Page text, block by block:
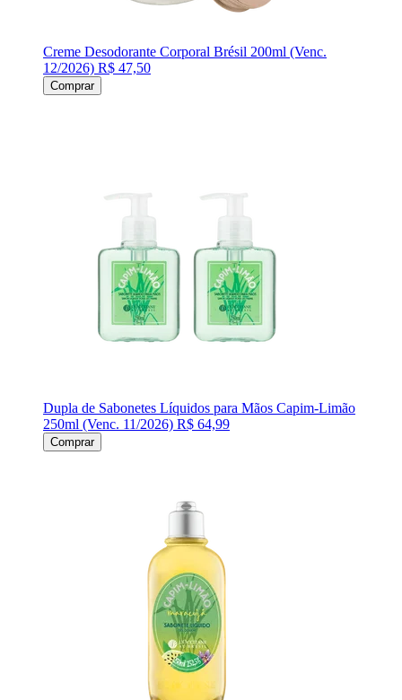
Creme Desodorante Corporal Brésil 200ml (Venc.
12/2026) R$ 47,50
Comprar
Dupla de Sabonetes Líquidos para Mãos Capim-Limão
250ml (Venc. 11/2026) R$ 64,99
Comprar